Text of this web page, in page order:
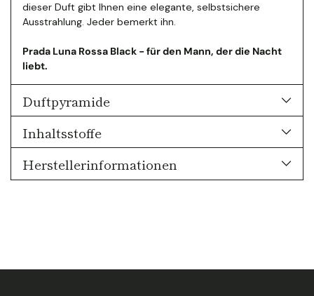
dieser Duft gibt Ihnen eine elegante, selbstsichere
Ausstrahlung. Jeder bemerkt ihn.
Prada Luna Rossa Black - für den Mann, der die Nacht
liebt.
Duftpyramide
Inhaltsstoffe
Herstellerinformationen